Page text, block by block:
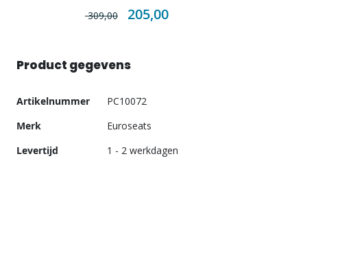
309,00
Special
Price
205,00
Product gegevens
Meer
Artikelnummer
PC10072
Merk
Euroseats
Levertijd
1 - 2 werkdagen